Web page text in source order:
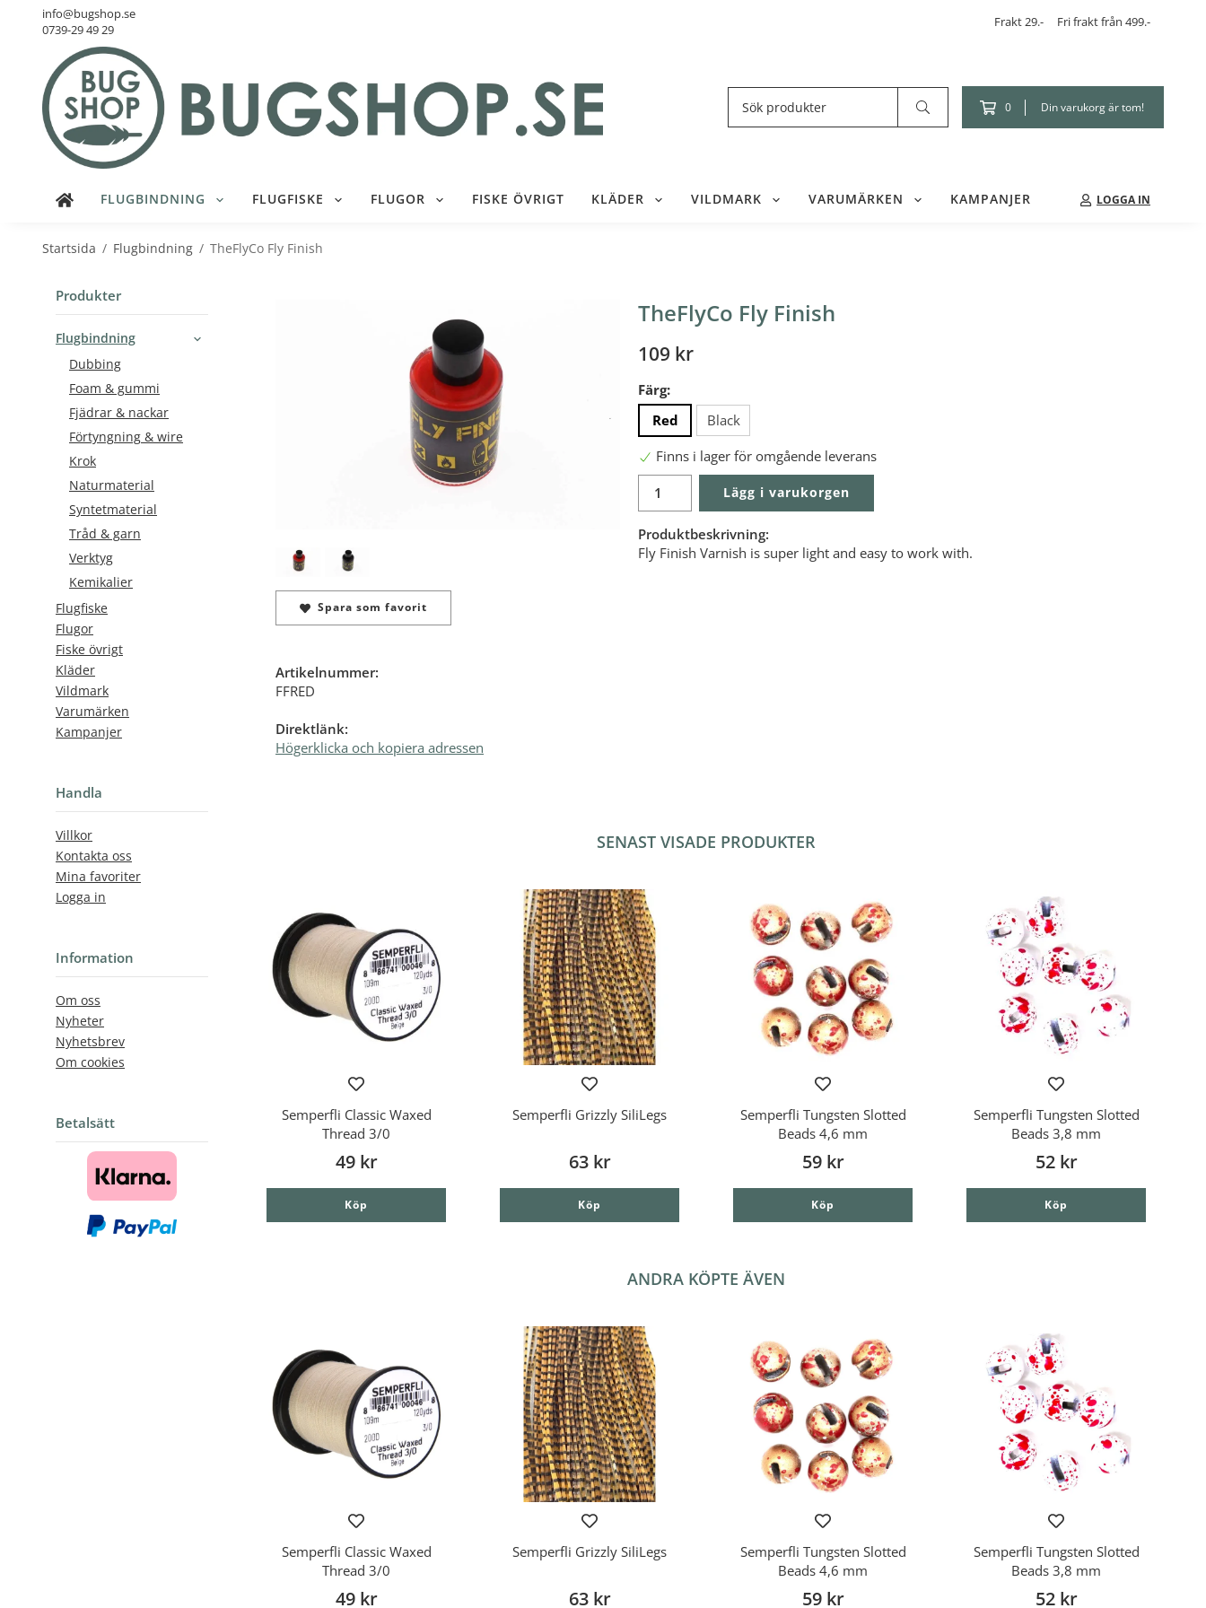
info@bugshop.se
0739-29 49 29
Frakt 29.- Fri frakt från 499.-
0 Din varukorg är tom!
FLUGBINDNING FLUGFISKE FLUGOR FISKE ÖVRIGT KLÄDER VILDMARK VARUMÄRKEN KAMPANJER LOGGA IN
Startsida / Flugbindning / TheFlyCo Fly Finish
Produkter
Flugbindning
Dubbing
Foam & gummi
Fjädrar & nackar
Förtyngning & wire
Krok
Naturmaterial
Syntetmaterial
Tråd & garn
Verktyg
Kemikalier
Flugfiske
Flugor
Fiske övrigt
Kläder
Vildmark
Varumärken
Kampanjer
Handla
Villkor
Kontakta oss
Mina favoriter
Logga in
Information
Om oss
Nyheter
Nyhetsbrev
Om cookies
Betalsätt
TheFlyCo Fly Finish
109 kr
Färg:
Red
Black
Finns i lager för omgående leverans
Lägg i varukorgen
Produktbeskrivning:
Fly Finish Varnish is super light and easy to work with.
Spara som favorit
Artikelnummer:
FFRED
Direktlänk:
Högerklicka och kopiera adressen
SENAST VISADE PRODUKTER
Semperfli Classic Waxed
Thread 3/0
49 kr
Köp
Semperfli Grizzly SiliLegs
63 kr
Köp
Semperfli Tungsten Slotted
Beads 4,6 mm
59 kr
Köp
Semperfli Tungsten Slotted
Beads 3,8 mm
52 kr
Köp
ANDRA KÖPTE ÄVEN
Semperfli Classic Waxed
Thread 3/0
49 kr
Semperfli Grizzly SiliLegs
63 kr
Semperfli Tungsten Slotted
Beads 4,6 mm
59 kr
Semperfli Tungsten Slotted
Beads 3,8 mm
52 kr